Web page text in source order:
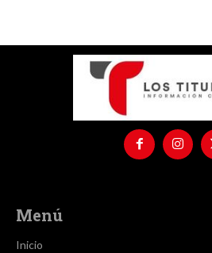
Menú
Inicio